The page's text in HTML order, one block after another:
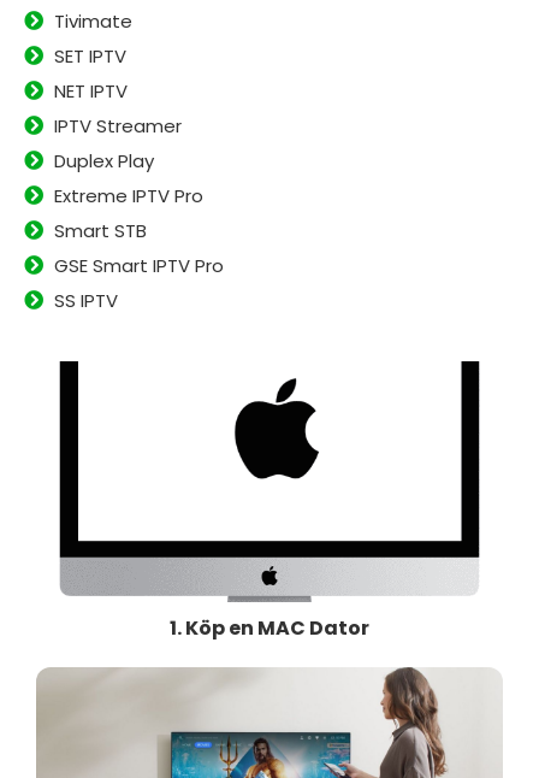
Tivimate
SET IPTV
NET IPTV
IPTV Streamer
Duplex Play
Extreme IPTV Pro
Smart STB
GSE Smart IPTV Pro
SS IPTV
1. Köp en MAC Dator